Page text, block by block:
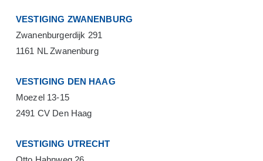
VESTIGING ZWANENBURG
Zwanenburgerdijk 291
1161 NL Zwanenburg
VESTIGING DEN HAAG
Moezel 13-15
2491 CV Den Haag
VESTIGING UTRECHT